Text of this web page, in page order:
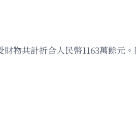
物共計折合人民幣1163萬餘元